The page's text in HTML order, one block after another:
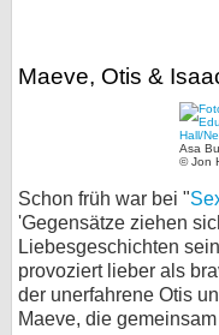
Maeve, Otis &
Asa
© Jon
Schon früh war bei "
'Gegensätze ziehen
Liebesgeschichten
provoziert lieber als
der unerfahrene Otis
Maeve, die